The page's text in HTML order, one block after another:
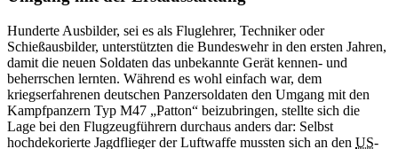
Hunderte Ausbilder, sei es als Fluglehrer, Techniker oder
Schießausbilder, unterstützten die Bundeswehrin den ersten Jahren,
damit die neuen Soldaten das unbekannte Gerät kennen- und
beherrschen lernten. Während es wohl einfach war, dem
kriegserfahrenen deutschen Panzersoldaten den Umgang mit den
Kampfpanzern Typ M47 „Patton“ beizubringen, stellte sich die
Lage bei den Flugzeugführern durchaus anders dar: Selbst
hochdekorierte Jagdflieger der Luftwaffe mussten sich an den US-